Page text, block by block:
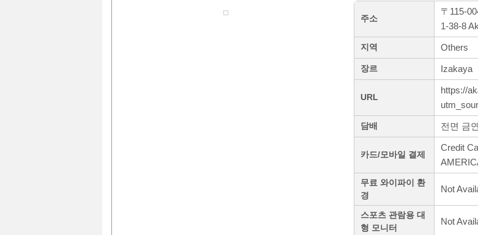
주소
〒115-
1-38-8
지역 Others
장르 Izakaya
URL
https://
담배 전면 금연
카드/모바일 결제
Credit
무료 와이파이 환
경
Not
스포츠 관람용 대
형 모니터
Not